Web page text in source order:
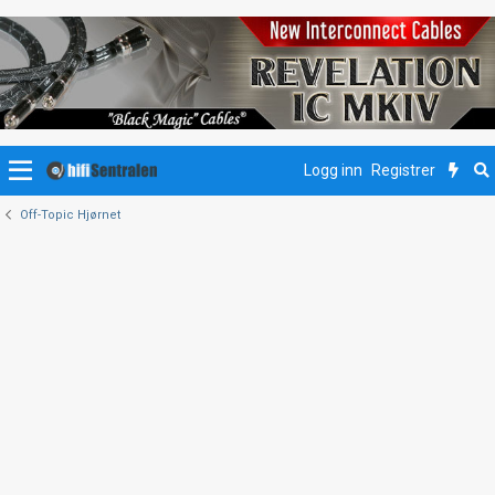
Logg inn Registrer
Off-Topic Hjørnet